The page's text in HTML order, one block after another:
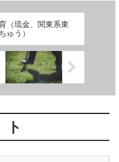
（琉金、関東系東
ゅう）